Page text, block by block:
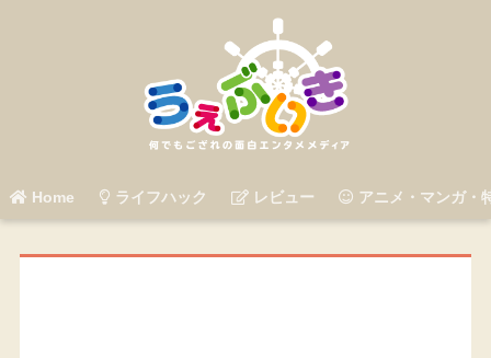
Home ライフハック レビュー アニメ・マンガ・